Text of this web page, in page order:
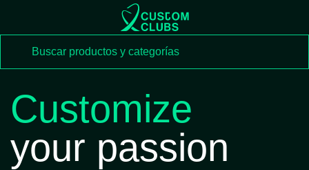
Customize
your passion